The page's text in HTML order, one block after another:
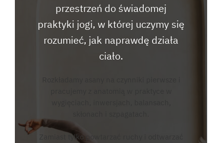
przestrzeń do świadomej
praktyki jogi, w której uczymy się
rozumieć, jak naprawdę działa
ciało.
Zamiast tylko powtarzać ruchy i odtwarzać